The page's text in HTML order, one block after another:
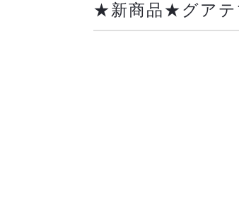
★新商品★グア